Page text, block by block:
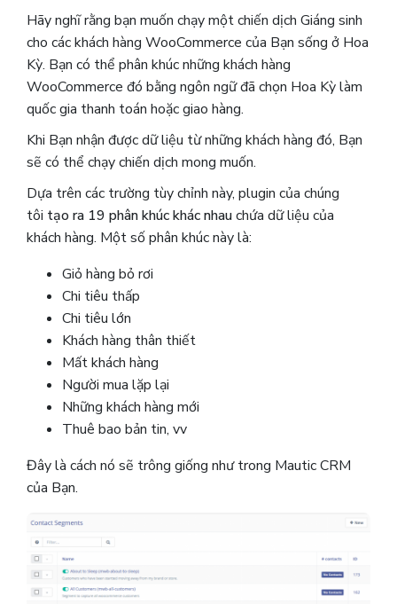
Hãy nghĩ rằng bạn muốn chạy một chiến dịch Giáng sinh
cho các khách hàng WooCommerce của Bạn sống ở Hoa
Kỳ. Bạn có thể phân khúc những khách hàng
WooCommerce đó bằng ngôn ngữ đã chọn Hoa Kỳ làm
quốc gia thanh toán hoặc giao hàng.
Khi Bạn nhận được dữ liệu từ những khách hàng đó, Bạn
sẽ có thể chạy chiến dịch mong muốn.
Dựa trên các trường tùy chỉnh này, plugin của chúng
tôi tạo ra 19 phân khúc khác nhauchứa dữ liệu của
khách hàng. Một số phân khúc này là:
Giỏ hàng bỏ rơi
Chi tiêu thấp
Chi tiêu lớn
Khách hàng thân thiết
Mất khách hàng
Người mua lặp lại
Những khách hàng mới
Thuê bao bản tin, vv
Đây là cách nó sẽ trông giống như trong Mautic ​​CRM
của Bạn.